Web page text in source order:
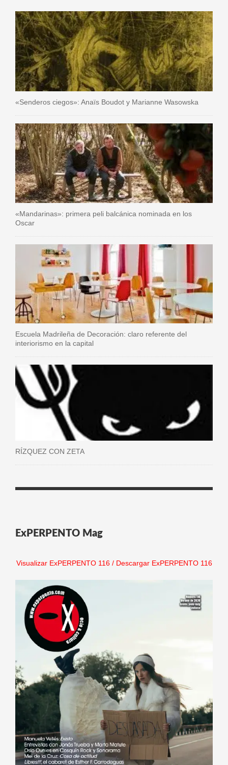
«Senderos ciegos»: Anaïs Boudot y Marianne Wasowska
«Mandarinas»: primera peli balcánica nominada en los
Oscar
Escuela Madrileña de Decoración: claro referente del
interiorismo en la capital
RÍZQUEZ CON ZETA
ExPERPENTO Mag
Visualizar ExPERPENTO 116/ Descargar ExPERPENTO 116